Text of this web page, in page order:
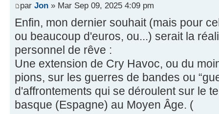
par Jon » Mar Sep 09, 2025 4:09 pm
Enfin, mon dernier souhait (mais pour
ou beaucoup d'euros, ou...) serait la
personnel de rêve :
Une extension de Cry Havoc, ou du
pions, sur les guerres de bandes ou
d'affrontements qui se déroulent sur le
basque (Espagne) au Moyen Âge. (